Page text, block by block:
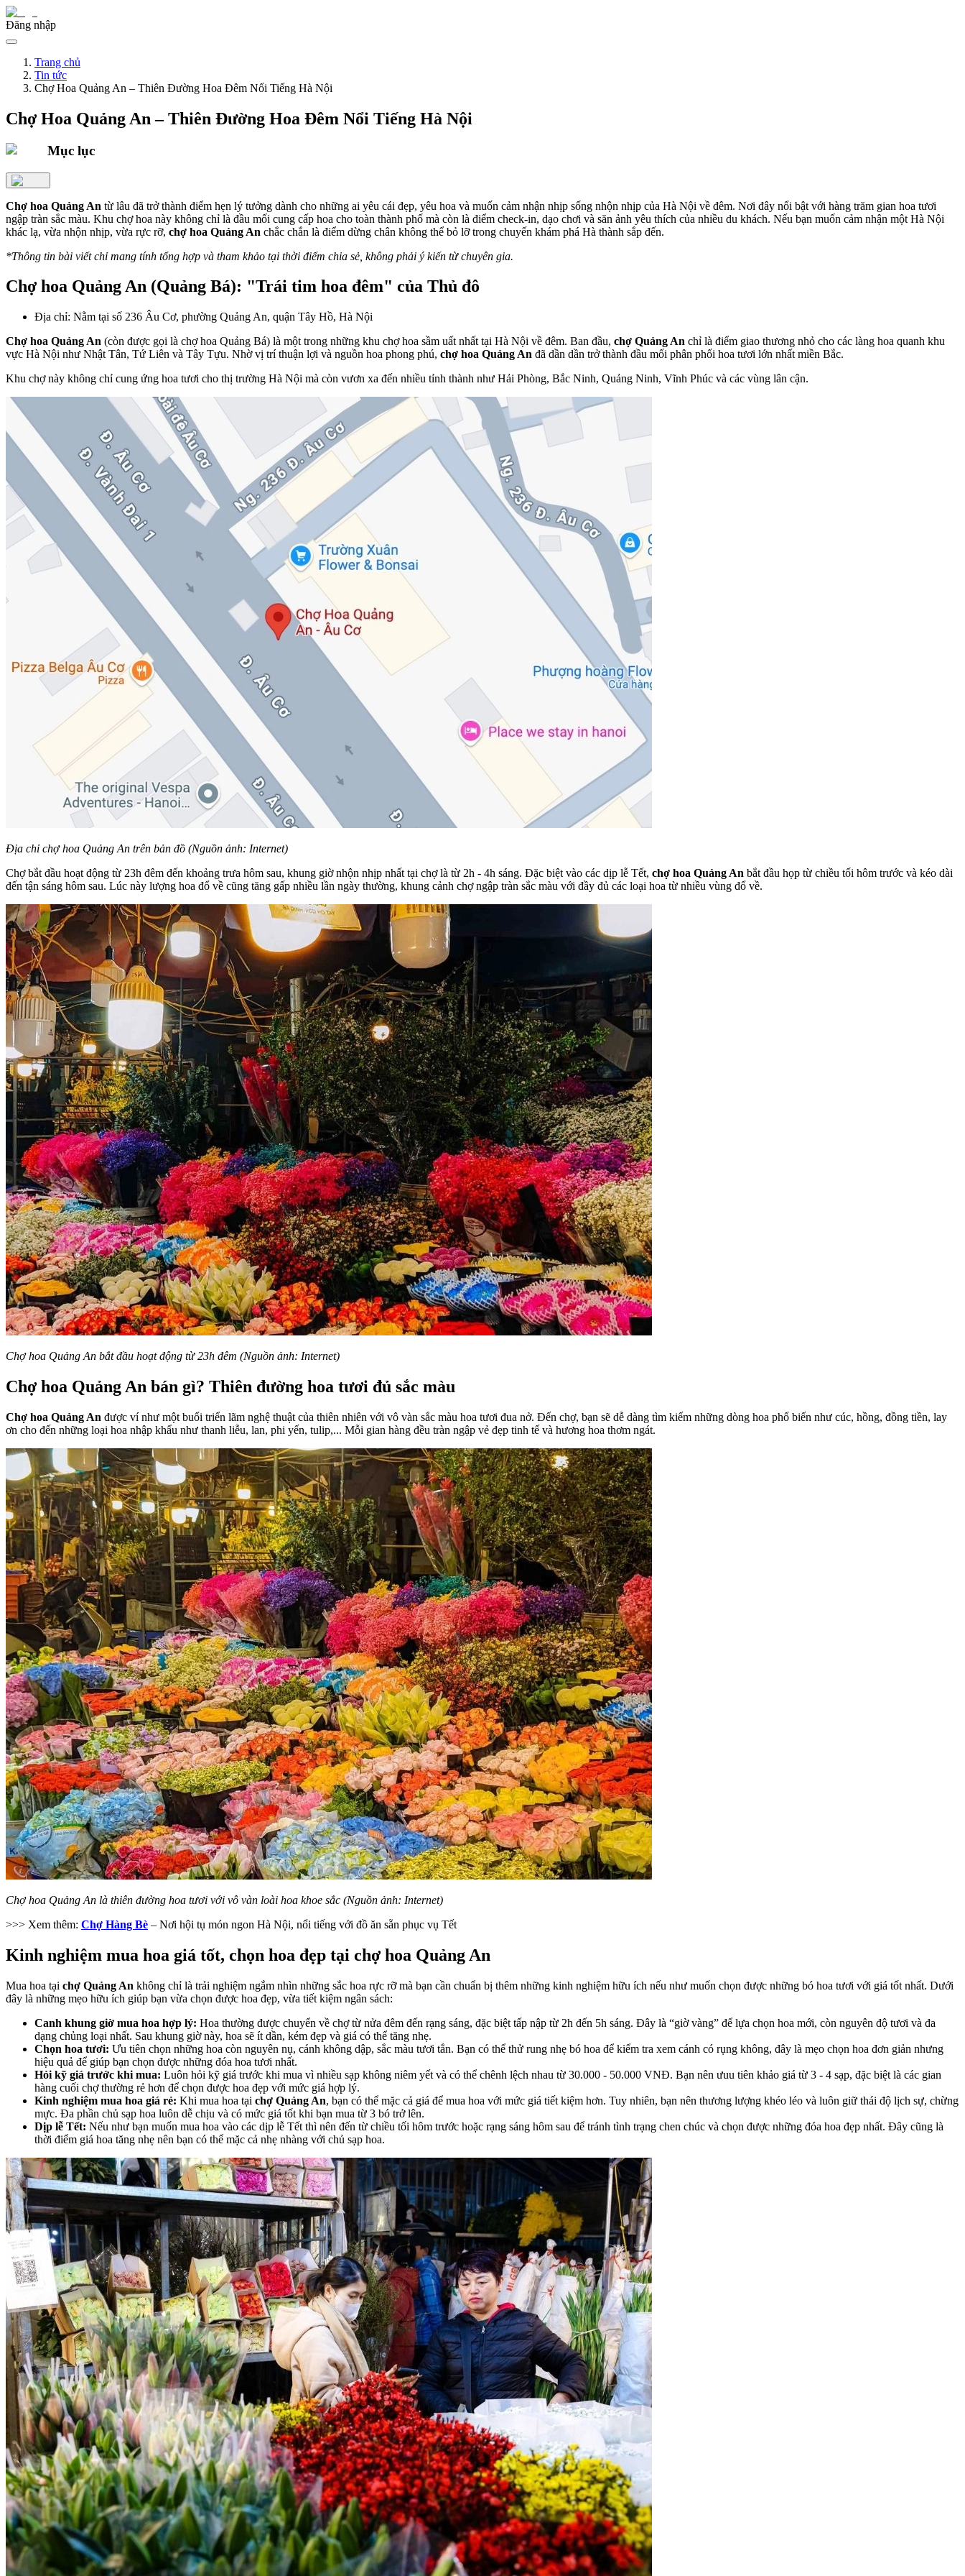
Đăng nhập
Trang chủ
Tin tức
Chợ Hoa Quảng An – Thiên Đường Hoa Đêm Nổi Tiếng Hà Nội
Chợ Hoa Quảng An – Thiên Đường Hoa Đêm Nổi Tiếng Hà Nội
Mục lục
Chợ hoa Quảng An từ lâu đã trở thành điểm hẹn lý tưởng dành cho những ai yêu cái đẹp, yêu hoa và muốn cảm nhận nhịp sống nhộn nhịp của Hà Nội về đêm. Nơi đây nổi bật với hàng trăm gian hoa tươi
ngập tràn sắc màu. Khu chợ hoa này không chỉ là đầu mối cung cấp hoa cho toàn thành phố mà còn là điểm check-in, dạo chơi và săn ảnh yêu thích của nhiều du khách. Nếu bạn muốn cảm nhận một Hà Nội
khác lạ, vừa nhộn nhịp, vừa rực rỡ, chợ hoa Quảng An chắc chắn là điểm dừng chân không thể bỏ lỡ trong chuyến khám phá Hà thành sắp đến.
*Thông tin bài viết chỉ mang tính tổng hợp và tham khảo tại thời điểm chia sẻ, không phải ý kiến từ chuyên gia.
Chợ hoa Quảng An (Quảng Bá): "Trái tim hoa đêm" của Thủ đô
Địa chỉ: Nằm tại số 236 Âu Cơ, phường Quảng An, quận Tây Hồ, Hà Nội
Chợ hoa Quảng An (còn được gọi là chợ hoa Quảng Bá) là một trong những khu chợ hoa sầm uất nhất tại Hà Nội về đêm. Ban đầu, chợ Quảng An chỉ là điểm giao thương nhỏ cho các làng hoa quanh khu
vực Hà Nội như Nhật Tân, Tứ Liên và Tây Tựu. Nhờ vị trí thuận lợi và nguồn hoa phong phú, chợ hoa Quảng An đã dần dần trở thành đầu mối phân phối hoa tươi lớn nhất miền Bắc.
Khu chợ này không chỉ cung ứng hoa tươi cho thị trường Hà Nội mà còn vươn xa đến nhiều tỉnh thành như Hải Phòng, Bắc Ninh, Quảng Ninh, Vĩnh Phúc và các vùng lân cận.
Địa chỉ chợ hoa Quảng An trên bản đồ (Nguồn ảnh: Internet)
Chợ bắt đầu hoạt động từ 23h đêm đến khoảng trưa hôm sau, khung giờ nhộn nhịp nhất tại chợ là từ 2h - 4h sáng. Đặc biệt vào các dịp lễ Tết, chợ hoa Quảng An bắt đầu họp từ chiều tối hôm trước và kéo dài
đến tận sáng hôm sau. Lúc này lượng hoa đổ về cũng tăng gấp nhiều lần ngày thường, khung cảnh chợ ngập tràn sắc màu với đầy đủ các loại hoa từ nhiều vùng đổ về.
Chợ hoa Quảng An bắt đầu hoạt động từ 23h đêm (Nguồn ảnh: Internet)
Chợ hoa Quảng An bán gì? Thiên đường hoa tươi đủ sắc màu
Chợ hoa Quảng An được ví như một buổi triển lãm nghệ thuật của thiên nhiên với vô vàn sắc màu hoa tươi đua nở. Đến chợ, bạn sẽ dễ dàng tìm kiếm những dòng hoa phổ biến như cúc, hồng, đồng tiền, lay
ơn cho đến những loại hoa nhập khẩu như thanh liễu, lan, phi yến, tulip,... Mỗi gian hàng đều tràn ngập vẻ đẹp tinh tế và hương hoa thơm ngát.
Chợ hoa Quảng An là thiên đường hoa tươi với vô vàn loài hoa khoe sắc (Nguồn ảnh: Internet)
>>> Xem thêm: Chợ Hàng Bè – Nơi hội tụ món ngon Hà Nội, nổi tiếng với đồ ăn sẵn phục vụ Tết
Kinh nghiệm mua hoa giá tốt, chọn hoa đẹp tại chợ hoa Quảng An
Mua hoa tại chợ Quảng An không chỉ là trải nghiệm ngắm nhìn những sắc hoa rực rỡ mà bạn cần chuẩn bị thêm những kinh nghiệm hữu ích nếu như muốn chọn được những bó hoa tươi với giá tốt nhất. Dưới
đây là những mẹo hữu ích giúp bạn vừa chọn được hoa đẹp, vừa tiết kiệm ngân sách:
Canh khung giờ mua hoa hợp lý: Hoa thường được chuyển về chợ từ nửa đêm đến rạng sáng, đặc biệt tấp nập từ 2h đến 5h sáng. Đây là “giờ vàng” để lựa chọn hoa mới, còn nguyên độ tươi và đa
dạng chủng loại nhất. Sau khung giờ này, hoa sẽ ít dần, kém đẹp và giá có thể tăng nhẹ.
Chọn hoa tươi: Ưu tiên chọn những hoa còn nguyên nụ, cánh không dập, sắc màu tươi tắn. Bạn có thể thử rung nhẹ bó hoa để kiểm tra xem cánh có rụng không, đây là mẹo chọn hoa đơn giản nhưng
hiệu quả để giúp bạn chọn được những đóa hoa tươi nhất.
Hỏi kỹ giá trước khi mua: Luôn hỏi kỹ giá trước khi mua vì nhiều sạp không niêm yết và có thể chênh lệch nhau từ 30.000 - 50.000 VNĐ. Bạn nên ưuu tiên khảo giá từ 3 - 4 sạp, đặc biệt là các gian
hàng cuối chợ thường rẻ hơn để chọn được hoa đẹp với mức giá hợp lý.
Kinh nghiệm mua hoa giá rẻ: Khi mua hoa tại chợ Quảng An, bạn có thể mặc cả giá để mua hoa với mức giá tiết kiệm hơn. Tuy nhiên, bạn nên thương lượng khéo léo và luôn giữ thái độ lịch sự, chừng
mực. Đa phần chủ sạp hoa luôn dễ chịu và có mức giá tốt khi bạn mua từ 3 bó trở lên.
Dịp lễ Tết: Nếu như bạn muốn mua hoa vào các dịp lễ Tết thì nên đến từ chiều tối hôm trước hoặc rạng sáng hôm sau để tránh tình trạng chen chúc và chọn được những đóa hoa đẹp nhất. Đây cũng là
thời điểm giá hoa tăng nhẹ nên bạn có thể mặc cả nhẹ nhàng với chủ sạp hoa.